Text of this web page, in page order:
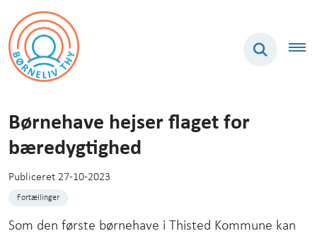
Børnehave hejser flaget for
bæredygtighed
Publiceret 27-10-2023
Fortællinger
Som den første børnehave i Thisted Kommune kan